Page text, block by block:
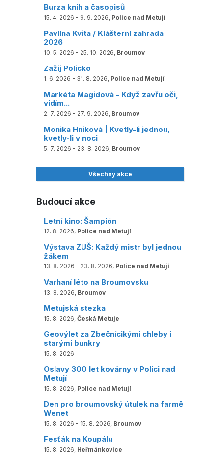
Burza knih a časopisů
15. 4. 2026 - 9. 9. 2026, Police nad Metují
Pavlína Kvita / Klášterní zahrada
2026
10. 5. 2026 - 25. 10. 2026, Broumov
Zažij Policko
1. 6. 2026 - 31. 8. 2026, Police nad Metují
Markéta Magidová - Když zavřu oči,
vidím...
2. 7. 2026 - 27. 9. 2026, Broumov
Monika Hniková | Kvetly-li jednou,
kvetly-li v noci
5. 7. 2026 - 23. 8. 2026, Broumov
Všechny akce
Budoucí akce
Letní kino: Šampión
12. 8. 2026, Police nad Metují
Výstava ZUŠ: Každý mistr byl jednou
žákem
13. 8. 2026 - 23. 8. 2026, Police nad Metují
Varhaní léto na Broumovsku
13. 8. 2026, Broumov
Metujská stezka
15. 8. 2026, Česká Metuje
Geovýlet za Zbečnícikými chleby i
starými bunkry
15. 8. 2026
Oslavy 300 let kovárny v Polici nad
Metují
15. 8. 2026, Police nad Metují
Den pro broumovský útulek na farmě
Wenet
15. 8. 2026 - 15. 8. 2026, Broumov
Fesťák na Koupálu
15. 8. 2026, Heřmánkovice